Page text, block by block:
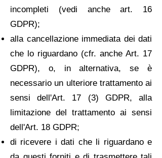
incompleti (vedi anche art. 16
GDPR);
alla cancellazione immediata dei dati
che lo riguardano (cfr. anche Art. 17
GDPR), o, in alternativa, se è
necessario un ulteriore trattamento ai
sensi dell'Art. 17 (3) GDPR, alla
limitazione del trattamento ai sensi
dell'Art. 18 GDPR;
di ricevere i dati che li riguardano e